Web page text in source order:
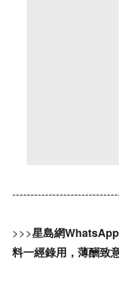
>>>星島網
料一經錄用，薄酬致意